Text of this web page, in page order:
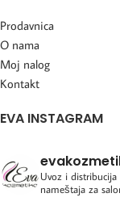
Prodavnica
O nama
Moj nalog
Kontakt
EVA INSTAGRAM
Uvoz i
nameštaja za